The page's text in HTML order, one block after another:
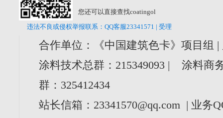
您还可以直接查找coatingol
违法不良或侵权举报联系：QQ客服23341571 | 受理
合作单位：《中国建筑色卡》项目组
涂料技术总群：215349093 | 涂料商
群：325412434
站长信箱：23341570@qq.com | 业务